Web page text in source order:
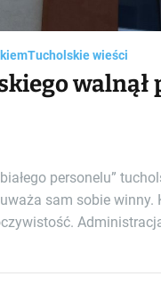
Tucholskie wieści
walnął
personelu”
sam sobie winny.